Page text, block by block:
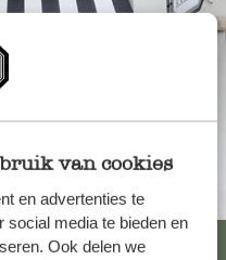
van cookies
en advertenties te
social media te bieden en
Ook delen we